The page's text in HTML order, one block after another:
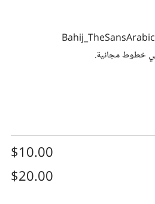
تم إرفاق الخطوط المستخدمة Bahij_TheSansArabic
$10.00
$20.00